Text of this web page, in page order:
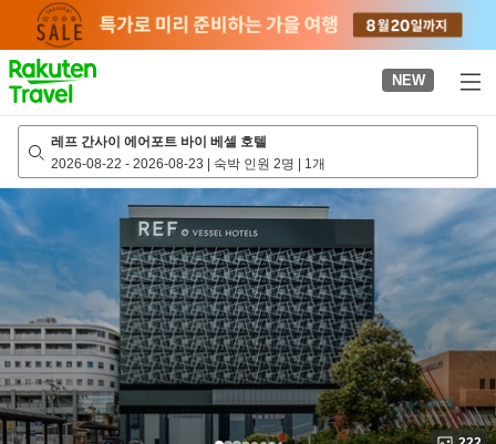
page
NEW
레프 간사이 에어포트 바이 베셀 호텔
2026-08-22 - 2026-08-23 | 숙박 인원 2명 | 1개